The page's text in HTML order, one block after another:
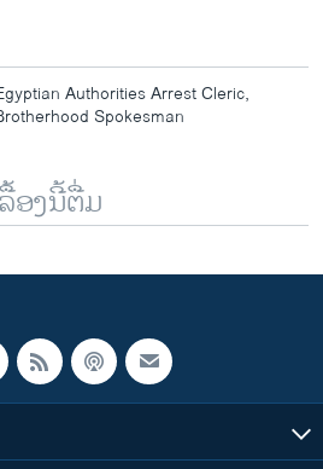
Authorities Arrest Cleric,
Spokesman
ອງນີ້ຕື່ມ